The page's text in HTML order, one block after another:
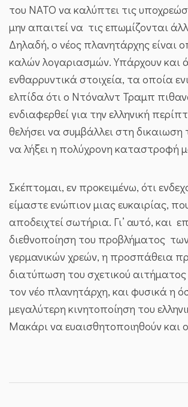
του ΝΑΤΟ να καλύπτει τις
μην απαιτεί να τις επωμίζονται
Δηλαδή, ο νέος πλανητάρχης είναι
καλών λογαριασμών. Υπάρχουν και
ενθαρρυντικά στοιχεία, τα οποία
ελπίδα ότι ο Ντόναλντ Τραμπ
ενδιαφερθεί για την ελληνική
θελήσει να συμβάλλει στη δικαιωση
να λήξει η πολύχρονη καταστροφή
Σκέπτομαι, εν προκειμένω, ότι
είμαστε ενώπιον μιας ευκαιρίας,
αποδειχτεί σωτήρια. Γι’ αυτό, και
διεθνοποίηση του προβλήματος
γερμανικών χρεών, η προσπάθεια
διατύπωση του σχετικού
τον νέο πλανητάρχη, και φυσικά η
μεγαλύτερη κινητοποίηση του
Μακάρι να ευαισθητοποιηθούν και